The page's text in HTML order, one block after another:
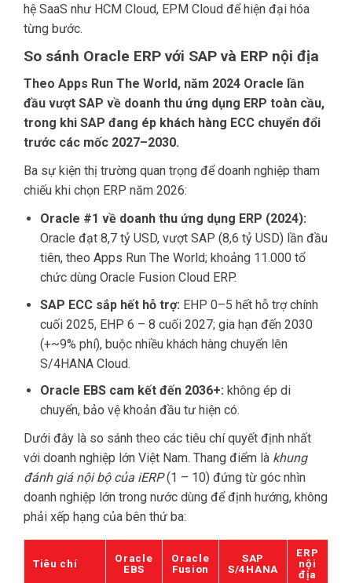
hệ SaaS như HCM Cloud, EPM Cloud để hiện đại hóa
từng bước.
So sánh Oracle ERP với SAP và ERP nội địa
Theo Apps Run The World, năm 2024 Oracle lần
đầu vượt SAP về doanh thu ứng dụng ERP toàn cầu,
trong khi SAP đang ép khách hàng ECC chuyển đổi
trước các mốc 2027–2030.
Ba sự kiện thị trường quan trọng để doanh nghiệp tham
chiếu khi chọn ERP năm 2026:
Oracle #1 về doanh thu ứng dụng ERP (2024):
Oracle đạt 8,7 tỷ USD, vượt SAP (8,6 tỷ USD) lần đầu
tiên, theo Apps Run The World; khoảng 11.000 tổ
chức dùng Oracle Fusion Cloud ERP.
SAP ECC sắp hết hỗ trợ: EHP 0–5 hết hỗ trợ chính
cuối 2025, EHP 6 – 8 cuối 2027; gia hạn đến 2030
(+~9% phí), buộc nhiều khách hàng chuyển lên
S/4HANA Cloud.
Oracle EBS cam kết đến 2036+: không ép di
chuyển, bảo vệ khoản đầu tư hiện có.
Dưới đây là so sánh theo các tiêu chí quyết định nhất
với doanh nghiệp lớn Việt Nam. Thang điểm là khung
đánh giá nội bộ của iERP(1 – 10) đứng từ góc nhìn
doanh nghiệp lớn trong nước dùng để định hướng, không
phải xếp hạng của bên thứ ba:
Tiêu chí
Oracle
EBS
Oracle
Fusion
SAP
S/4HANA
ERP
nội
địa